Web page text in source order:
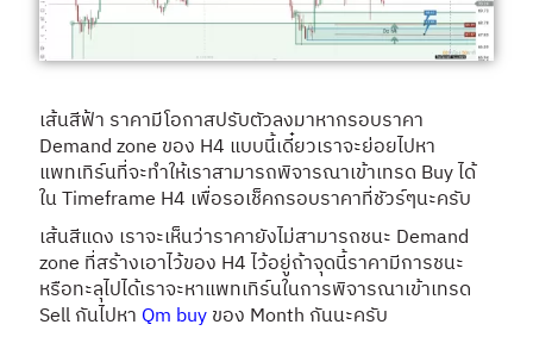
เส้นสีฟ้า ราคามีโอกาสปรับตัวลงมาหากรอบราคา
Demand zone ของ H4 แบบนี้เดี๋ยวเราจะย่อยไปหา
แพทเทิร์นที่จะทำให้เราสามารถพิจารณาเข้าเทรด Buy ได้
ใน Timeframe H4 เพื่อรอเช็คกรอบราคาที่ชัวร์ๆนะครับ
เส้นสีแดง เราจะเห็นว่าราคายังไม่สามารถชนะ Demand
zone ที่สร้างเอาไว้ของ H4 ไว้อยู่ถ้าจุดนี้ราคามีการชนะ
หรือทะลุไปได้เราจะหาแพทเทิร์นในการพิจารณาเข้าเทรด
Sell กันไปหา Qm buyของ Month กันนะครับ